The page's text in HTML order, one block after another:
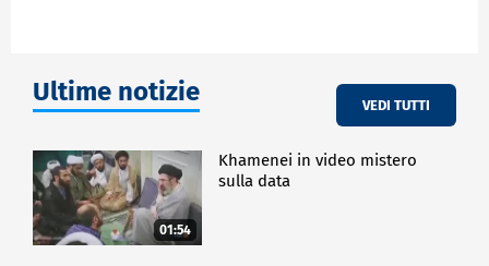
Ultime notizie VEDI TUTTI
01:54
Khamenei in video mistero
sulla data